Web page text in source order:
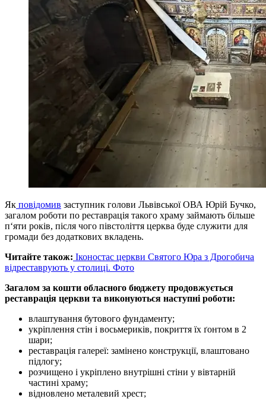
Як повідомив заступник голови Львівської ОВА Юрій Бучко,
загалом роботи по реставрація такого храму займають більше
п‘яти років, після чого півстоліття церква буде служити для
громади без додаткових вкладень.
Читайте також: Іконостас церкви Святого Юра з Дрогобича
відреставрують у столиці. Фото
Загалом за кошти обласного бюджету продовжується
реставрація церкви та виконуються наступні роботи:
влаштування бутового фундаменту;
укріплення стін і восьмериків, покриття їх ґонтом в 2
шари;
реставрація галереї: замінено конструкції, влаштовано
підлогу;
розчищено і укріплено внутрішні стіни у вівтарній
частині храму;
відновлено металевий хрест;